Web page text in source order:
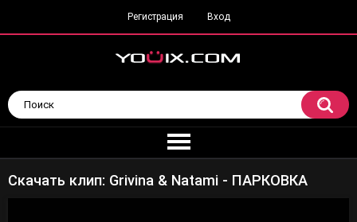
Регистрация Вход
Скачать клип: Grivina & Natami - ПАРКОВКА